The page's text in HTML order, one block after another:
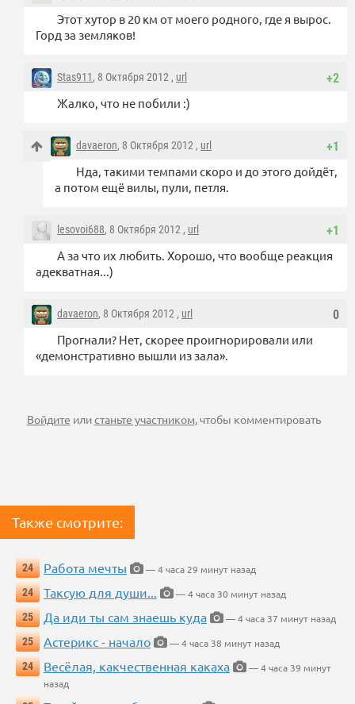
Этот хутор в 20 км от моего родного, где я вырос.
Горд за земляков!
+2
Stas911, 8 Октября 2012 , url
Жалко, что не побили :)
+1
davaeron, 8 Октября 2012 , url
Нда, такими темпами скоро и до этого дойдёт,
а потом ещё вилы, пули, петля.
+1
lesovoi688, 8 Октября 2012 , url
А за что их любить. Хорошо, что вообще реакция
адекватная...)
0
davaeron, 8 Октября 2012 , url
Прогнали? Нет, скорее проигнорировали или
«демонстративно вышли из зала».
Войдите илистаньте участником, чтобы комментировать
Также смотрите:
24 Работа мечты
— 4 часа 29 минут назад
24
Таксую для души...
— 4 часа 30 минут назад
25
Да иди ты сам знаешь куда
— 4 часа 37 минут назад
25
Астерикс - начало
— 4 часа 38 минут назад
24
Весёлая, какчественная какаха
— 4 часа 39 минут
назад